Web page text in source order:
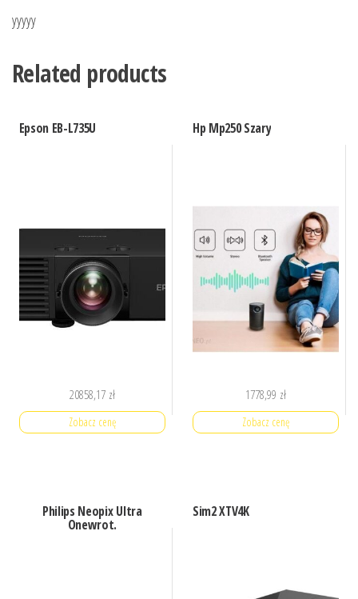
yyyyy
Related products
Epson EB-L735U
20858,17 zł
Zobacz cenę
Hp Mp250 Szary
1778,99 zł
Zobacz cenę
Philips Neopix Ultra
Onewrot.
Sim2 XTV4K